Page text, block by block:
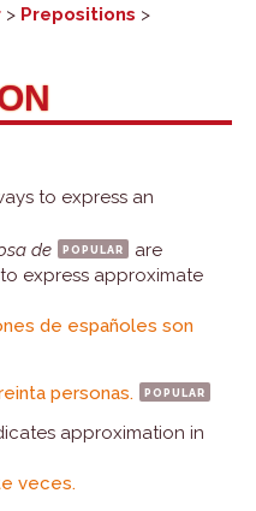
> Prepositions >
to express an
de popular
are
express approximate
de españoles son
personas. popular
approximation in
veces.